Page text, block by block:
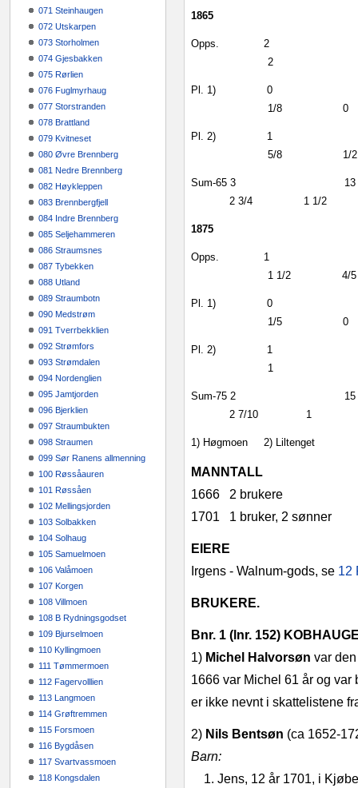
071 Steinhaugen
072 Utskarpen
073 Storholmen
074 Gjesbakken
075 Rørlien
076 Fuglmyrhaug
077 Storstranden
078 Brattland
079 Kvitneset
080 Øvre Brennberg
081 Nedre Brennberg
082 Høykleppen
083 Brennbergfjell
084 Indre Brennberg
085 Seljehammeren
086 Straumsnes
087 Tybekken
088 Utland
089 Straumbotn
090 Medstrøm
091 Tverrbekklien
092 Strømfors
093 Strømdalen
094 Nordenglien
095 Jamtjorden
096 Bjerklien
097 Straumbukten
098 Straumen
099 Sør Ranens allmenning
100 Røssåauren
101 Røssåen
102 Mellingsjorden
103 Solbakken
104 Solhaug
105 Samuelmoen
106 Valåmoen
107 Korgen
108 Villmoen
108 B Rydningsgodset
109 Bjurselmoen
110 Kyllingmoen
111 Tømmermoen
112 Fagervolllien
113 Langmoen
114 Grøftremmen
115 Forsmoen
116 Bygdåsen
117 Svartvassmoen
118 Kongsdalen
1865
Opps.
2
2
Pl. 1)
0
1/8
0
Pl. 2)
1
5/8
1/2
Sum‑65 3
13
2 3/4
1 1/2
1875
Opps.
1
1 1/2
4/5
Pl. 1)
0
1/5
0
Pl. 2)
1
1
Sum‑75 2
15
2 7/10
1
1) Høgmoen 2) Liltenget
MANNTALL
1666
2 brukere
1701
1 bruker, 2 sønner
EIERE
Irgens ‑ Walnum‑gods, se 12
BRUKERE.
Bnr. 1 (lnr. 152)
1) Michel Halvorsøn var
1666 var Michel 61 år og var
er ikke nevnt i skattelistene
2) Nils Bentsøn (ca
Barn:
1. Jens, 12 år 1701, i